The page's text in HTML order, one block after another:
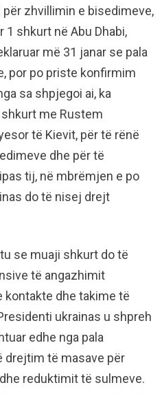
zhvillimin e bisedimeve,
shkurt në Abu Dhabi,
më 31 janar se pala
por po priste konfirmim
sa shpjegoi ai, ka
me Rustem
të Kievit, për të rënë
dhe për të
tij, në mbrëmjen e po
do të nisej drejt
se muaji shkurt do të
të angazhimit
kontakte dhe takime të
ukrainas u shpreh
edhe nga pala
drejtim të masave për
reduktimit të sulmeve.